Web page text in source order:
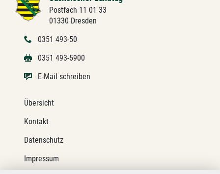
Postfach 11 01 33
01330 Dresden
0351 493-50
0351 493-5900
E-Mail schreiben
Übersicht
Kontakt
Datenschutz
Impressum